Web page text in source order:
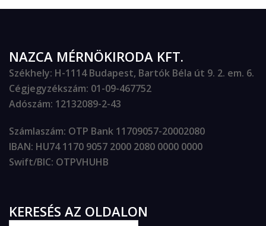
NAZCA MÉRNÖKIRODA KFT.
Székhely: H-1114 Budapest, Bartók Béla út 9. 2. em. 6.
Cégjegyzékszám: 01-09-467752
Adószám: 12132089-2-43
Számlaszám: OTP Bank 11709057-20002080
IBAN: HU74 1170 9057 2000 2080 0000 0000
Swift/BIC: OTPVHUHB
KERESÉS AZ OLDALON